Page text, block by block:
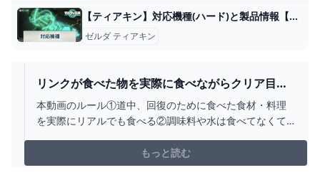
【ティアキン】対応機種(ハード)と製品情報【ゼルダの伝説ティアーズオブザキングダム】 - 神ゲー攻略
ゼルダ ティアキン
リンクが食べた物を実際に食べながらクリア目指
す企画で初ライネルに挑んでみた！【ティアキ
ン】【料理】【ゼルダの伝説ティアーズオブザキ
本動画のルール①道中、回復のために食べた食材・料理
を実際にリアルでも食べる②調味料や水は食べてなくて
２⤵https://youtu.be/-4HQujy3ZsQ◆ナガレの
Twitter◆https://twitter.com/N...
もっと読む